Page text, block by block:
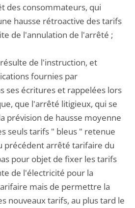
des consommateurs, qui
hausse rétroactive des tarifs
de l'annulation de l'arrêté ;
de l'instruction, et
fournies par
ses écritures et rappelées lors
que l'arrêté litigieux, qui se
prévision de hausse moyenne
seuls tarifs " bleus " retenue
précédent arrêté tarifaire du
pour objet de fixer les tarifs
de l'électricité pour la
mais de permettre la
nouveaux tarifs, au plus tard le